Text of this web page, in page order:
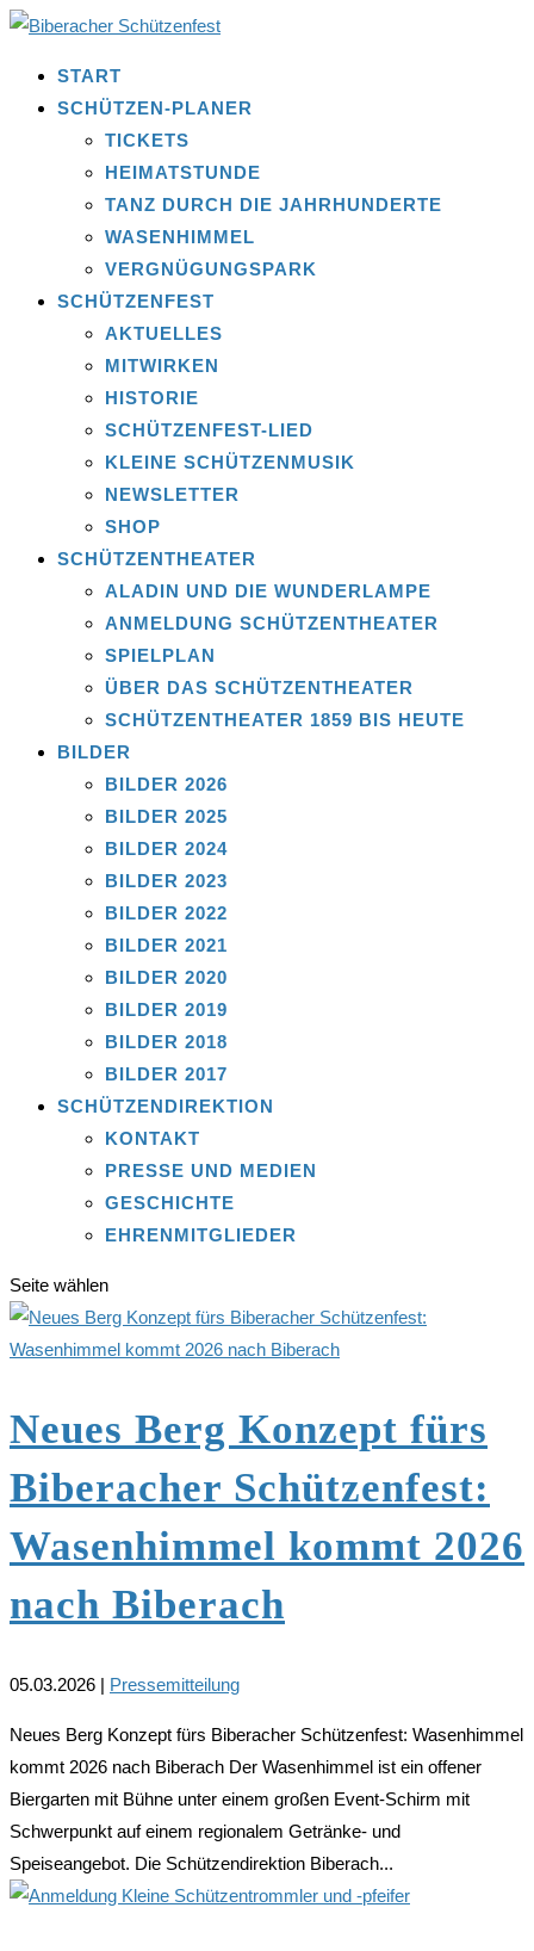
START
SCHÜTZEN-PLANER
TICKETS
HEIMATSTUNDE
TANZ DURCH DIE JAHRHUNDERTE
WASENHIMMEL
VERGNÜGUNGSPARK
SCHÜTZENFEST
AKTUELLES
MITWIRKEN
HISTORIE
SCHÜTZENFEST-LIED
KLEINE SCHÜTZENMUSIK
NEWSLETTER
SHOP
SCHÜTZENTHEATER
ALADIN UND DIE WUNDERLAMPE
ANMELDUNG SCHÜTZENTHEATER
SPIELPLAN
ÜBER DAS SCHÜTZENTHEATER
SCHÜTZENTHEATER 1859 BIS HEUTE
BILDER
BILDER 2026
BILDER 2025
BILDER 2024
BILDER 2023
BILDER 2022
BILDER 2021
BILDER 2020
BILDER 2019
BILDER 2018
BILDER 2017
SCHÜTZENDIREKTION
KONTAKT
PRESSE UND MEDIEN
GESCHICHTE
EHRENMITGLIEDER
Seite wählen
Neues Berg Konzept fürs
Biberacher Schützenfest:
Wasenhimmel kommt 2026
nach Biberach
05.03.2026 | Pressemitteilung
Neues Berg Konzept fürs Biberacher Schützenfest: Wasenhimmel
kommt 2026 nach Biberach Der Wasenhimmel ist ein offener
Biergarten mit Bühne unter einem großen Event-Schirm mit
Schwerpunkt auf einem regionalem Getränke- und
Speiseangebot. Die Schützendirektion Biberach...